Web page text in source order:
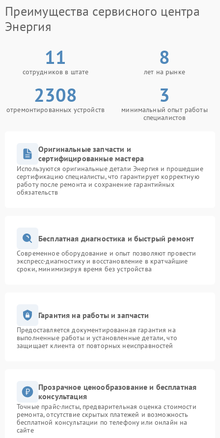
электронных цепей, замену неисправных деталей и
настройку рабочих параметров устройства. После
устранения неполадки оборудование стабильнее
Преимущества сервисного центра
Энергия
11
сотрудников в штате
8
лет на рынке
2308
отремонтированных устройств
3
минимальный опыт работы
специалистов
Оригинальные запчасти и
сертифицированные мастера
Используются оригинальные детали Энергия и прошедшие
сертификацию специалисты, что гарантирует корректную
работу после ремонта и сохранение гарантийных
обязательств
Бесплатная диагностика и быстрый ремонт
Современное оборудование и опыт позволяют провести
экспресс-диагностику и восстановление в кратчайшие
сроки, минимизируя время без устройства
Гарантия на работы и запчасти
Предоставляется документированная гарантия на
выполненные работы и установленные детали, что
защищает клиента от повторных неисправностей
Прозрачное ценообразование и бесплатная
консультация
Точные прайс-листы, предварительная оценка стоимости
ремонта, отсутствие скрытых платежей и возможность
бесплатной консультации по телефону или онлайн на
сайте